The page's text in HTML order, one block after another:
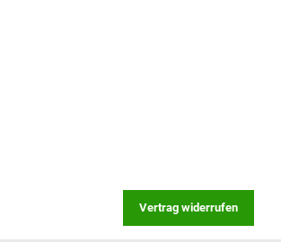
Vertrag widerrufen